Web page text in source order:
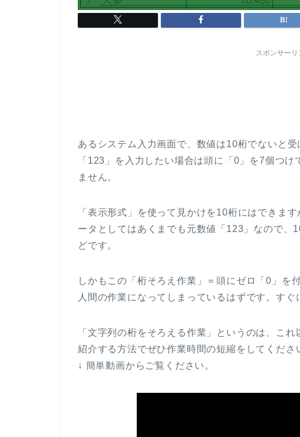
スポンサーリ
あるシステム入力画面で、数値は10桁でないと
「123」を入力したい場合は頭に「0」を7個つ
ません。
「表示形式」を使って見かけを10桁にはできま
ータとしてはあくまでも元数値「123」なので、
どです。
しかもこの「桁そろえ作業」＝頭にゼロ「0」を
人間の作業になってしまっているはずです。すぐ
「文字列の桁をそろえる作業」というのは、こ
紹介する方法でぜひ作業時間の短縮をしてくださ
↓ 簡単動画からご覧ください。